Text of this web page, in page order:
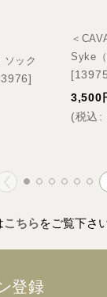
ソック
]
＜
Syke
[
3,500
(税込 :
こちらをご覧下さい
登録